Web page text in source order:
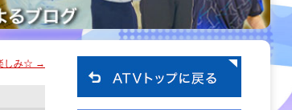
しみ☆ →